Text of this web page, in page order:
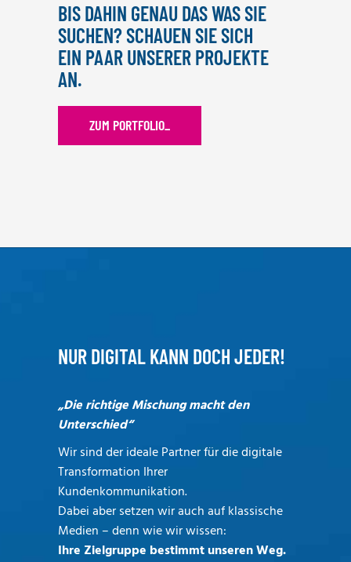
BIS DAHIN GENAU DAS WAS SIE
SUCHEN? SCHAUEN SIE SICH
EIN PAAR UNSERER PROJEKTE
AN.
ZUM PORTFOLIO_
NUR DIGITAL KANN DOCH JEDER!
„Die richtige Mischung macht den
Unterschied“
Wir sind der ideale Partner für die digitale
Transformation Ihrer
Kundenkommunikation.
Dabei aber setzen wir auch auf klassische
Medien – denn wie wir wissen:
Ihre Zielgruppe bestimmt unseren Weg.